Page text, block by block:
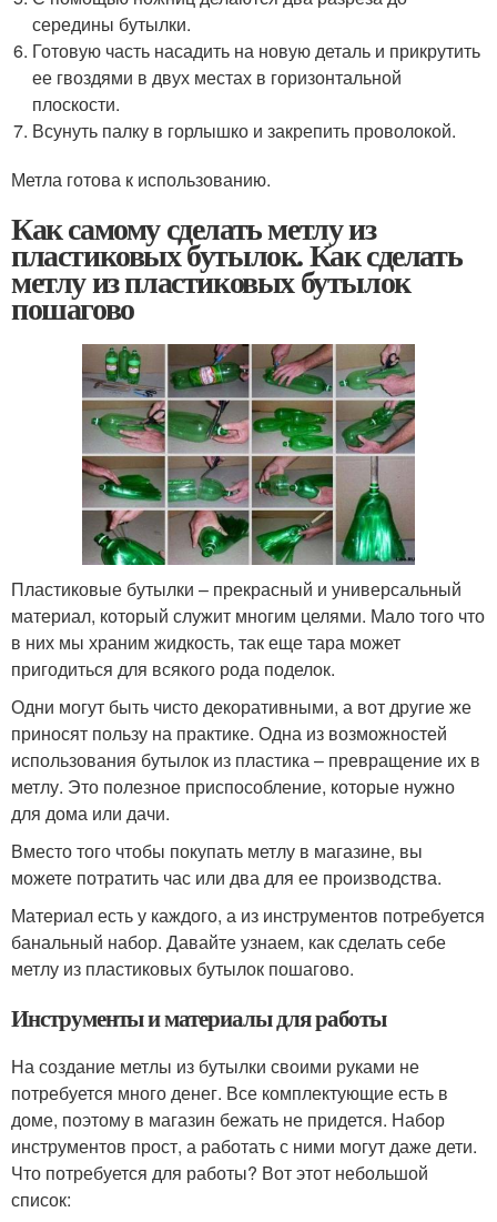
середины бутылки.
Готовую часть насадить на новую деталь и прикрутить
ее гвоздями в двух местах в горизонтальной
плоскости.
Всунуть палку в горлышко и закрепить проволокой.
Метла готова к использованию.
Как самому сделать метлу из
пластиковых бутылок. Как сделать
метлу из пластиковых бутылок
пошагово
Пластиковые бутылки – прекрасный и универсальный
материал, который служит многим целями. Мало того что
в них мы храним жидкость, так еще тара может
пригодиться для всякого рода поделок.
Одни могут быть чисто декоративными, а вот другие же
приносят пользу на практике. Одна из возможностей
использования бутылок из пластика – превращение их в
метлу. Это полезное приспособление, которые нужно
для дома или дачи.
Вместо того чтобы покупать метлу в магазине, вы
можете потратить час или два для ее производства.
Материал есть у каждого, а из инструментов потребуется
банальный набор. Давайте узнаем, как сделать себе
метлу из пластиковых бутылок пошагово.
Инструменты и материалы для работы
На создание метлы из бутылки своими руками не
потребуется много денег. Все комплектующие есть в
доме, поэтому в магазин бежать не придется. Набор
инструментов прост, а работать с ними могут даже дети.
Что потребуется для работы? Вот этот небольшой
список: